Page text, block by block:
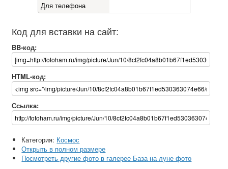
Для телефона
Код для вставки на сайт:
BB-код:
HTML-код:
Ссылка:
Категория: Космос
Открыть в полном размере
Посмотреть другие фото в галерее База на луне фото